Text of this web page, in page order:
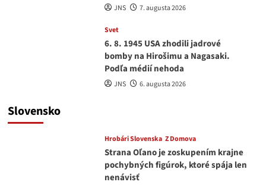
JNS 7. augusta 2026
Svet
6. 8. 1945 USA zhodili jadrové
bomby na Hirošimu a Nagasaki.
Podľa médií nehoda
JNS 6. augusta 2026
Slovensko
Hrobári Slovenska Z Domova
Strana Oľano je zoskupením krajne
pochybných figúrok, ktoré spája len
nenávisť